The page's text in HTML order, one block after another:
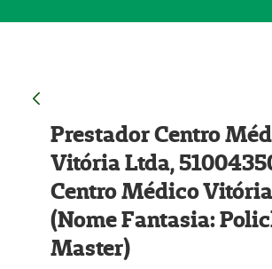
Prestador Centro
Vitória Ltda,
Centro Médico
(Nome Fantasia:
Master)